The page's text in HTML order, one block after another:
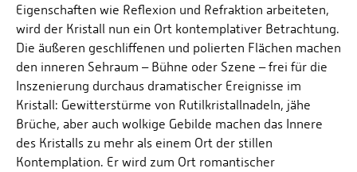
Eigenschaften wie Reflexion und Refraktion arbeiteten,
wird der Kristall nun ein Ort kontemplativer Betrachtung.
Die äußeren geschliffenen und polierten Flächen machen
den inneren Sehraum – Bühne oder Szene – frei für die
Inszenierung durchaus dramatischer Ereignisse im
Kristall: Gewitterstürme von Rutilkristallnadeln, jähe
Brüche, aber auch wolkige Gebilde machen das Innere
des Kristalls zu mehr als einem Ort der stillen
Kontemplation. Er wird zum Ort romantischer